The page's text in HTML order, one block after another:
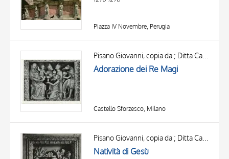
Piazza IV Novembre, Perugia
Adorazione dei Re Magi
Castello Sforzesco, Milano
Natività di Gesù